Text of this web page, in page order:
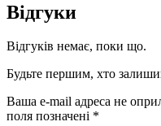
Відгуки
Відгуків немає, поки що.
Будьте першим, хто
Ваша e-mail адреса не
поля позначені *